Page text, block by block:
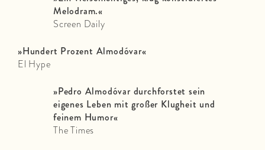
Melodram.«
Screen Daily
»Hundert Prozent Almodóvar«
El Hype
»Pedro Almodóvar durchforstet sein
eigenes Leben mit großer Klugheit und
feinem Humor«
The Times